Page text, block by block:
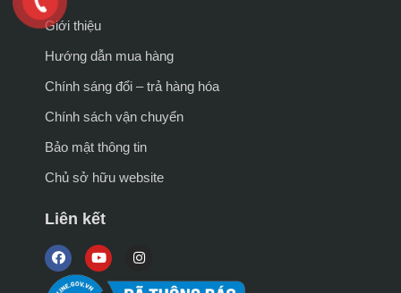
Giới thiệu
Hướng dẫn mua hàng
Chính sáng đổi – trả hàng hóa
Chính sách vận chuyển
Bảo mật thông tin
Chủ sở hữu website
Liên kết